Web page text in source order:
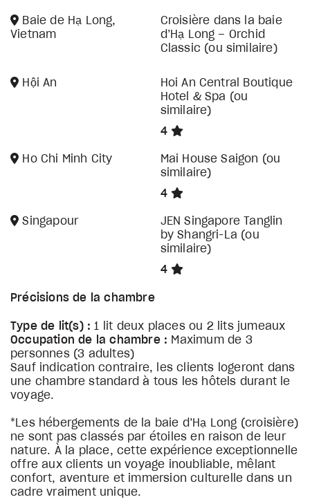
Baie de Hạ Long,
Vietnam
Croisière dans la baie
d’Hạ Long – Orchid
Classic (ou similaire)
Hội An
Hoi An Central Boutique
Hotel & Spa (ou
similaire)
4
Ho Chi Minh City
Mai House Saigon (ou
similaire)
4
Singapour
JEN Singapore Tanglin
by Shangri-La (ou
similaire)
4
Précisions de la chambre
Type de lit(s) : 1 lit deux places ou 2 lits jumeaux
Occupation de la chambre : Maximum de 3
personnes (3 adultes)
Sauf indication contraire, les clients logeront dans
une chambre standard à tous les hôtels durant le
voyage.
*Les hébergements de la baie d’Hạ Long (croisière)
ne sont pas classés par étoiles en raison de leur
nature. À la place, cette expérience exceptionnelle
offre aux clients un voyage inoubliable, mêlant
confort, aventure et immersion culturelle dans un
cadre vraiment unique.